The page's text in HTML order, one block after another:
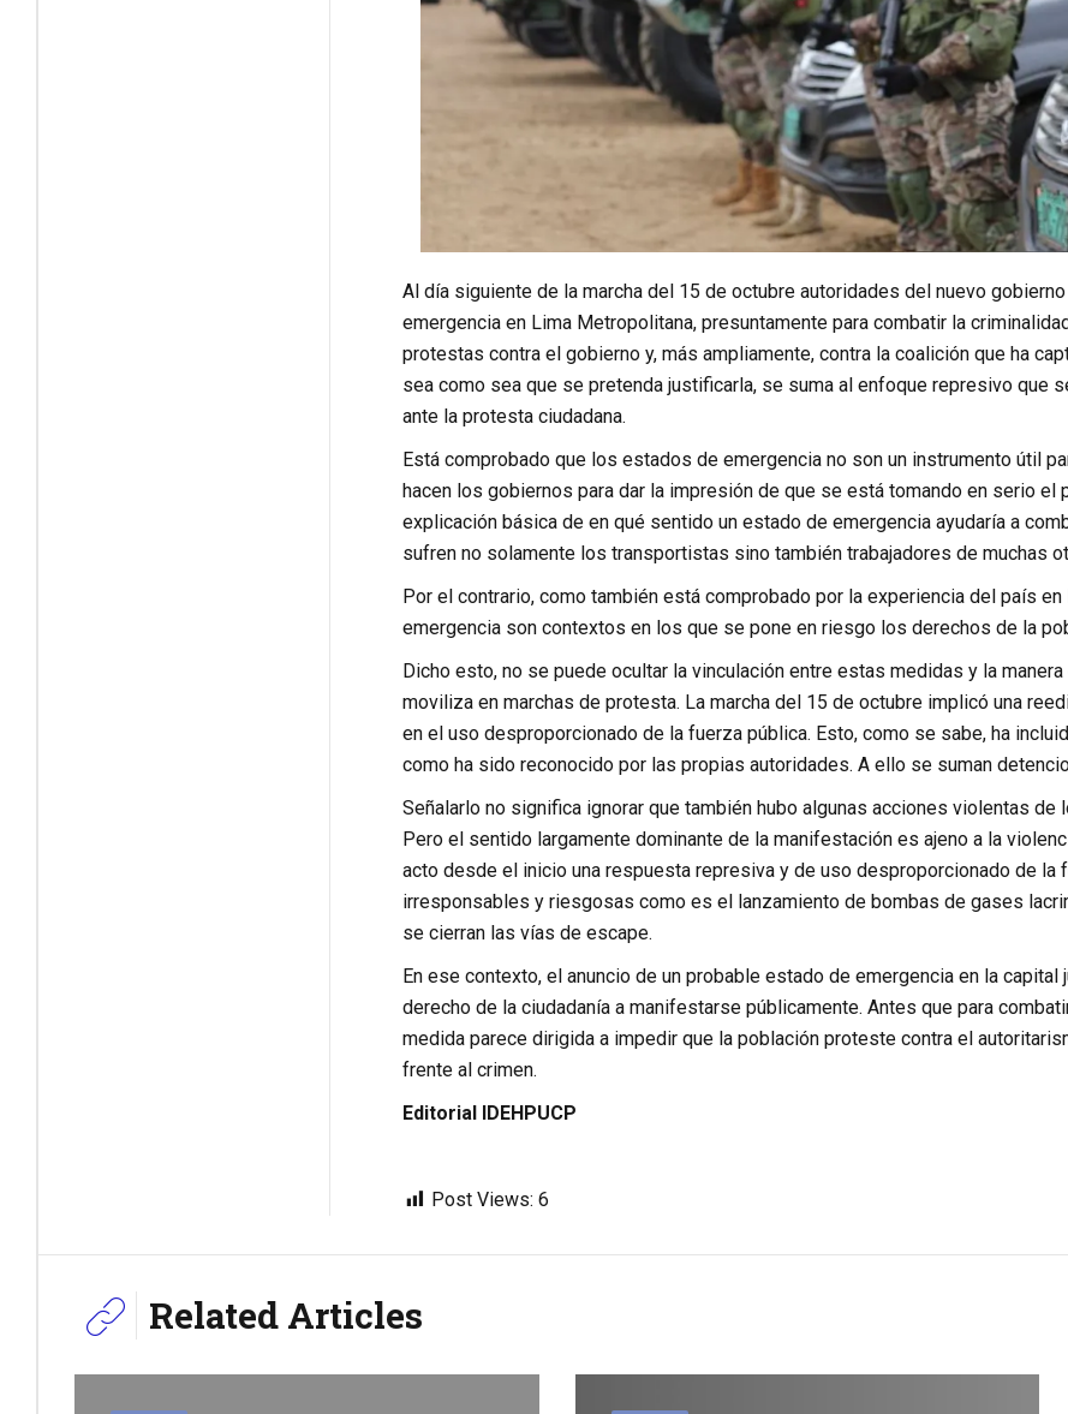
Al día siguiente de la marcha del 15 de octubre autoridades del nuevo
emergencia en Lima Metropolitana, presuntamente para combatir la
protestas contra el gobierno y, más ampliamente, contra la coalición que ha
sea como sea que se pretenda justificarla, se suma al enfoque represivo que
ante la protesta ciudadana.
Está comprobado que los estados de emergencia no son un instrumento útil
hacen los gobiernos para dar la impresión de que se está tomando en serio el
explicación básica de en qué sentido un estado de emergencia ayudaría a
sufren no solamente los transportistas sino también trabajadores de muchas
Por el contrario, como también está comprobado por la experiencia del país
emergencia son contextos en los que se pone en riesgo los derechos de la
Dicho esto, no se puede ocultar la vinculación entre estas medidas y la
moviliza en marchas de protesta. La marcha del 15 de octubre implicó una
en el uso desproporcionado de la fuerza pública. Esto, como se sabe, ha
como ha sido reconocido por las propias autoridades. A ello se suman
Señalarlo no significa ignorar que también hubo algunas acciones violentas
Pero el sentido largamente dominante de la manifestación es ajeno a la
acto desde el inicio una respuesta represiva y de uso desproporcionado de la
irresponsables y riesgosas como es el lanzamiento de bombas de gases
se cierran las vías de escape.
En ese contexto, el anuncio de un probable estado de emergencia en la
derecho de la ciudadanía a manifestarse públicamente. Antes que para
medida parece dirigida a impedir que la población proteste contra el
frente al crimen.
Editorial IDEHPUCP
Post Views: 6
Related Articles